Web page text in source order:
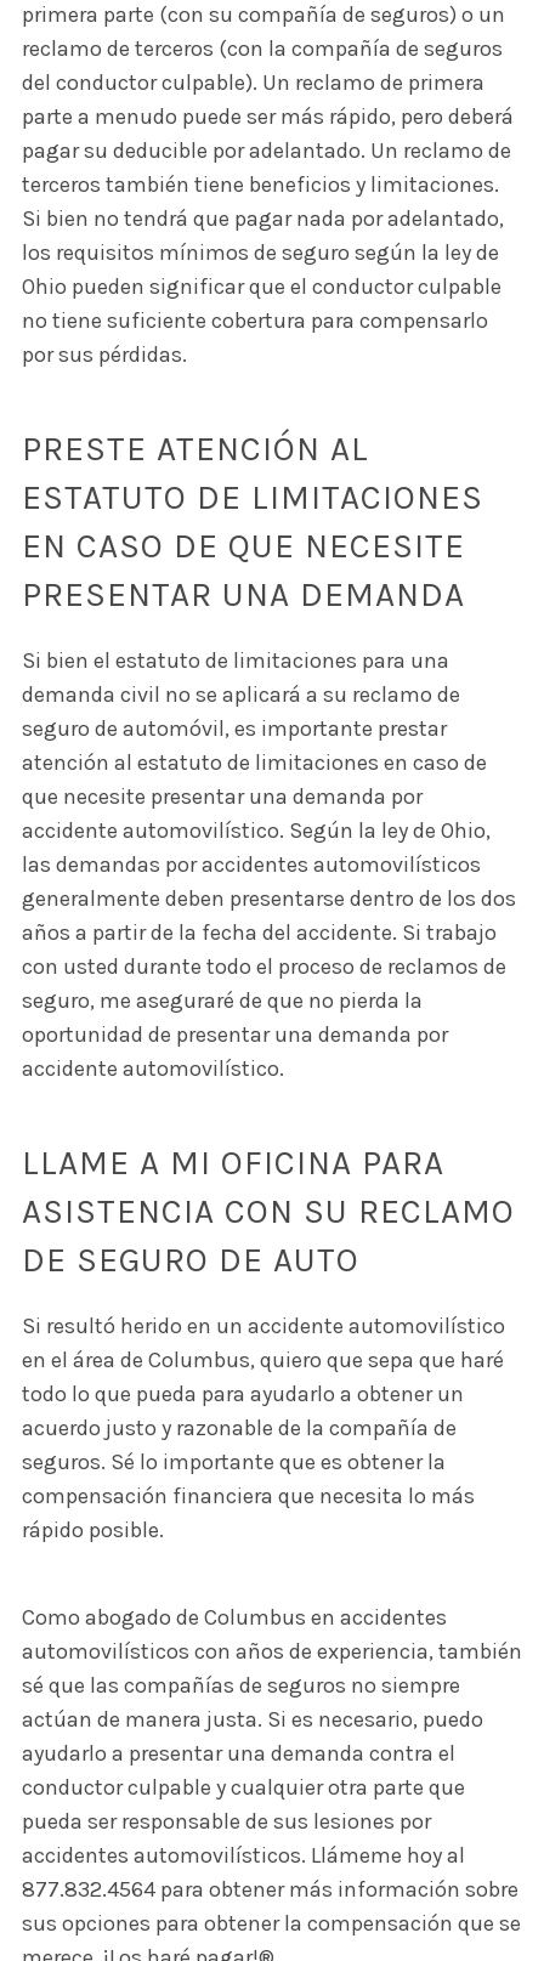
primera parte (con su compañía de seguros) o un
reclamo de terceros (con la compañía de seguros
del conductor culpable). Un reclamo de primera
parte a menudo puede ser más rápido, pero deberá
pagar su deducible por adelantado. Un reclamo de
terceros también tiene beneficios y limitaciones.
Si bien no tendrá que pagar nada por adelantado,
los requisitos mínimos de seguro según la ley de
Ohio pueden significar que el conductor culpable
no tiene suficiente cobertura para compensarlo
por sus pérdidas.
PRESTE ATENCIÓN AL
ESTATUTO DE LIMITACIONES
EN CASO DE QUE NECESITE
PRESENTAR UNA DEMANDA
Si bien el estatuto de limitaciones para una
demanda civil no se aplicará a su reclamo de
seguro de automóvil, es importante prestar
atención al estatuto de limitaciones en caso de
que necesite presentar una demanda por
accidente automovilístico. Según la ley de Ohio,
las demandas por accidentes automovilísticos
generalmente deben presentarse dentro de los dos
años a partir de la fecha del accidente. Si trabajo
con usted durante todo el proceso de reclamos de
seguro, me aseguraré de que no pierda la
oportunidad de presentar una demanda por
accidente automovilístico.
LLAME A MI OFICINA PARA
ASISTENCIA CON SU RECLAMO
DE SEGURO DE AUTO
Si resultó herido en un accidente automovilístico
en el área de Columbus, quiero que sepa que haré
todo lo que pueda para ayudarlo a obtener un
acuerdo justo y razonable de la compañía de
seguros. Sé lo importante que es obtener la
compensación financiera que necesita lo más
rápido posible.
Como abogado de Columbus en accidentes
automovilísticos con años de experiencia, también
sé que las compañías de seguros no siempre
actúan de manera justa. Si es necesario, puedo
ayudarlo a presentar una demanda contra el
conductor culpable y cualquier otra parte que
pueda ser responsable de sus lesiones por
accidentes automovilísticos. Llámeme hoy al
877.832.4564 para obtener más información sobre
sus opciones para obtener la compensación que se